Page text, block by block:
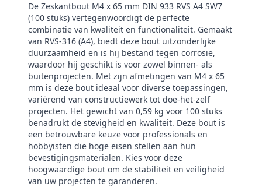
De Zeskantbout M4 x 65 mm DIN 933 RVS A4 SW7
(100 stuks) vertegenwoordigt de perfecte
combinatie van kwaliteit en functionaliteit. Gemaakt
van RVS-316 (A4), biedt deze bout uitzonderlijke
duurzaamheid en is hij bestand tegen corrosie,
waardoor hij geschikt is voor zowel binnen- als
buitenprojecten. Met zijn afmetingen van M4 x 65
mm is deze bout ideaal voor diverse toepassingen,
variërend van constructiewerk tot doe-het-zelf
projecten. Het gewicht van 0,59 kg voor 100 stuks
benadrukt de stevigheid en kwaliteit. Deze bout is
een betrouwbare keuze voor professionals en
hobbyisten die hoge eisen stellen aan hun
bevestigingsmaterialen. Kies voor deze
hoogwaardige bout om de stabiliteit en veiligheid
van uw projecten te garanderen.